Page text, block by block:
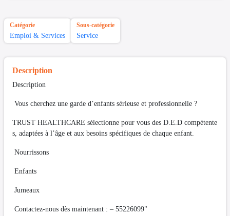
Catégorie
Emploi & Services
Sous-catégorie
Service
Description
Description
Vous cherchez une garde d’enfants sérieuse et professionnelle ?
TRUST HEALTHCARE sélectionne pour vous des D.E.D compétente
s, adaptées à l’âge et aux besoins spécifiques de chaque enfant.
Nourrissons
Enfants
Jumeaux
Contactez-nous dès maintenant : – 55226099"